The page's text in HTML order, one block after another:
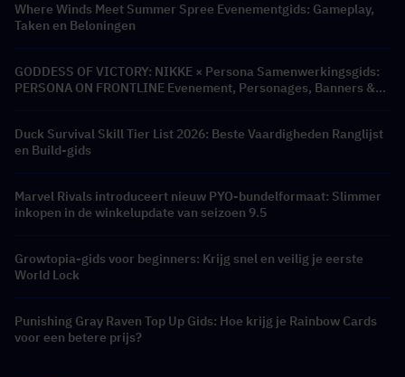
Where Winds Meet Summer Spree Evenementgids: Gameplay,
Taken en Beloningen
GODDESS OF VICTORY: NIKKE × Persona Samenwerkingsgids:
PERSONA ON FRONTLINE Evenement, Personages, Banners &
Duck Survival Skill Tier List 2026: Beste Vaardigheden Ranglijst
en Build-gids
Marvel Rivals introduceert nieuw PYO-bundelformaat: Slimmer
inkopen in de winkelupdate van seizoen 9.5
Growtopia-gids voor beginners: Krijg snel en veilig je eerste
World Lock
Punishing Gray Raven Top Up Gids: Hoe krijg je Rainbow Cards
voor een betere prijs?